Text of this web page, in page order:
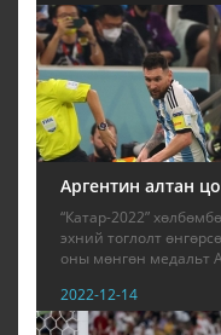
Аргентин алтан
“Катар-2022”
эхний тоглолт
оны мөнгөн медальт
2022-12-14